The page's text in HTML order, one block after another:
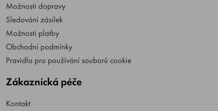
Možnosti dopravy
Sledování zásilek
Možnosti platby
Obchodní podmínky
Pravidla pro používání souborů cookie
Zákaznícká péče
Kontakt